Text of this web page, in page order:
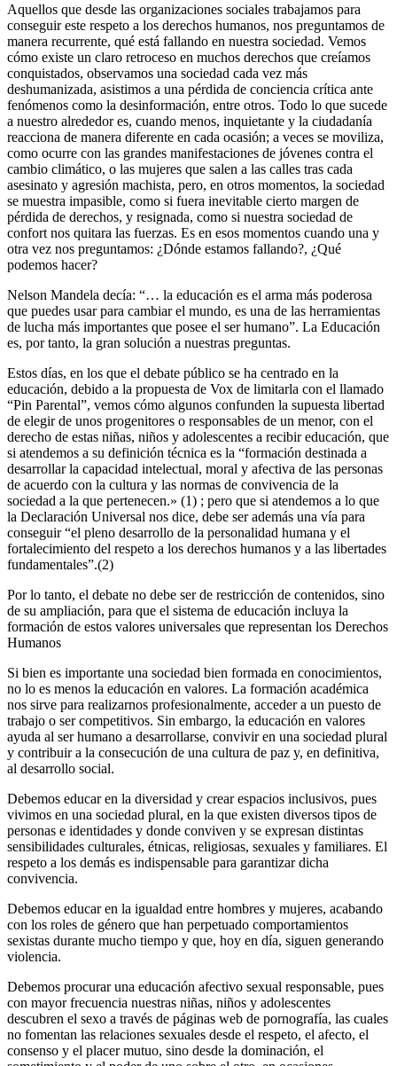
Aquellos que desde las organizaciones sociales trabajamos para
conseguir este respeto a los derechos humanos, nos preguntamos de
manera recurrente, qué está fallando en nuestra sociedad. Vemos
cómo existe un claro retroceso en muchos derechos que creíamos
conquistados, observamos una sociedad cada vez más
deshumanizada, asistimos a una pérdida de conciencia crítica ante
fenómenos como la desinformación, entre otros. Todo lo que sucede
a nuestro alrededor es, cuando menos, inquietante y la ciudadanía
reacciona de manera diferente en cada ocasión; a veces se moviliza,
como ocurre con las grandes manifestaciones de jóvenes contra el
cambio climático, o las mujeres que salen a las calles tras cada
asesinato y agresión machista, pero, en otros momentos, la sociedad
se muestra impasible, como si fuera inevitable cierto margen de
pérdida de derechos, y resignada, como si nuestra sociedad de
confort nos quitara las fuerzas. Es en esos momentos cuando una y
otra vez nos preguntamos: ¿Dónde estamos fallando?, ¿Qué
podemos hacer?
Nelson Mandela decía: “… la educación es el arma más poderosa
que puedes usar para cambiar el mundo, es una de las herramientas
de lucha más importantes que posee el ser humano”. La Educación
es, por tanto, la gran solución a nuestras preguntas.
Estos días, en los que el debate público se ha centrado en la
educación, debido a la propuesta de Vox de limitarla con el llamado
“Pin Parental”, vemos cómo algunos confunden la supuesta libertad
de elegir de unos progenitores o responsables de un menor, con el
derecho de estas niñas, niños y adolescentes a recibir educación, que
si atendemos a su definición técnica es la “formación destinada a
desarrollar la capacidad intelectual, moral y afectiva de las personas
de acuerdo con la cultura y las normas de convivencia de la
sociedad a la que pertenecen.» (1) ; pero que si atendemos a lo que
la Declaración Universal nos dice, debe ser además una vía para
conseguir “el pleno desarrollo de la personalidad humana y el
fortalecimiento del respeto a los derechos humanos y a las libertades
fundamentales”.(2)
Por lo tanto, el debate no debe ser de restricción de contenidos, sino
de su ampliación, para que el sistema de educación incluya la
formación de estos valores universales que representan los Derechos
Humanos
Si bien es importante una sociedad bien formada en conocimientos,
no lo es menos la educación en valores. La formación académica
nos sirve para realizarnos profesionalmente, acceder a un puesto de
trabajo o ser competitivos. Sin embargo, la educación en valores
ayuda al ser humano a desarrollarse, convivir en una sociedad plural
y contribuir a la consecución de una cultura de paz y, en definitiva,
al desarrollo social.
Debemos educar en la diversidad y crear espacios inclusivos, pues
vivimos en una sociedad plural, en la que existen diversos tipos de
personas e identidades y donde conviven y se expresan distintas
sensibilidades culturales, étnicas, religiosas, sexuales y familiares. El
respeto a los demás es indispensable para garantizar dicha
convivencia.
Debemos educar en la igualdad entre hombres y mujeres, acabando
con los roles de género que han perpetuado comportamientos
sexistas durante mucho tiempo y que, hoy en día, siguen generando
violencia.
Debemos procurar una educación afectivo sexual responsable, pues
con mayor frecuencia nuestras niñas, niños y adolescentes
descubren el sexo a través de páginas web de pornografía, las cuales
no fomentan las relaciones sexuales desde el respeto, el afecto, el
consenso y el placer mutuo, sino desde la dominación, el